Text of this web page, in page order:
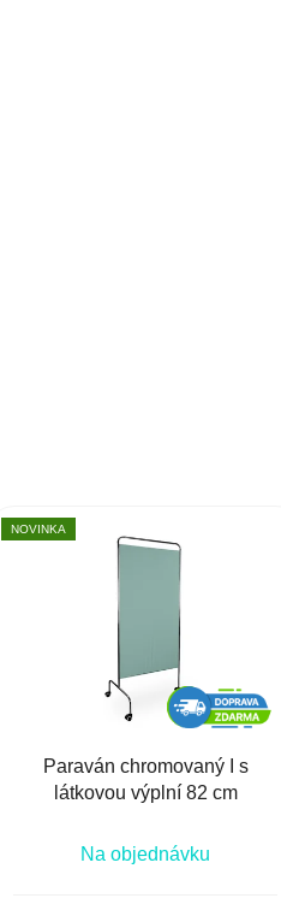
NOVINKA
Paraván chromovaný I s
látkovou výplní 82 cm
Na objednávku